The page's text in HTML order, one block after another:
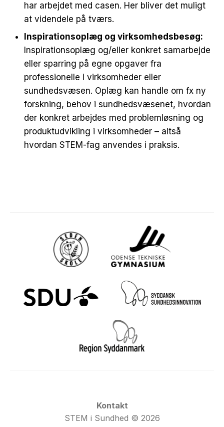
har arbejdet med casen. Her bliver det muligt
at videndele på tværs.
Inspirationsoplæg og virksomhedsbesøg:
Inspirationsoplæg og/eller konkret samarbejde
eller sparring på egne opgaver fra
professionelle i virksomheder eller
sundhedsvæsen. Oplæg kan handle om fx ny
forskning, behov i sundhedsvæsenet, hvordan
der konkret arbejdes med problemløsning og
produktudvikling i virksomheder – altså
hvordan STEM-fag anvendes i praksis.
Kontakt
STEM i Sundhed © 2026